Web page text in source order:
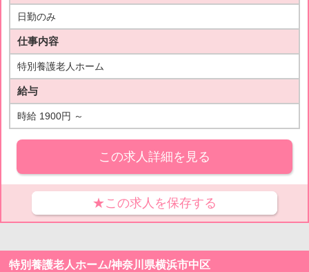
日勤のみ
仕事内容
特別養護老人ホーム
給与
時給 1900円 ～
この求人詳細を見る
★この求人を保存する
特別養護老人ホーム/神奈川県横浜市中区